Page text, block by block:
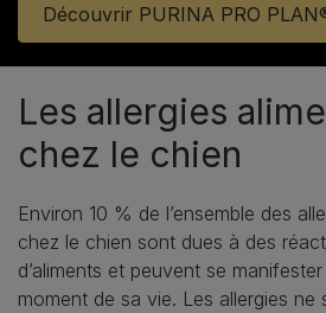
Découvrir PURINA PRO
Les allergies
chez le chien
Environ 10 % de l’ensemble des
chez le chien sont dues à des
d’aliments et peuvent se
moment de sa vie. Les allergies